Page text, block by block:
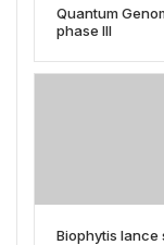
Quantum
phase III
Biophytis lance